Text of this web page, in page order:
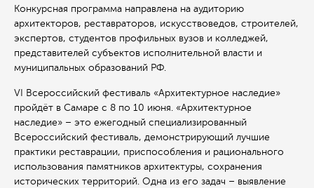
Конкурсная программа направлена на аудиторию
архитекторов, реставраторов, искусствоведов, строителей,
экспертов, студентов профильных вузов и колледжей,
представителей субъектов исполнительной власти и
муниципальных образований РФ.
VI Всероссийский фестиваль «Архитектурное наследие»
пройдёт в Самаре с 8 по 10 июня. «Архитектурное
наследие» – это ежегодный специализированный
Всероссийский фестиваль, демонстрирующий лучшие
практики реставрации, приспособления и рационального
использования памятников архитектуры, сохранения
исторических территорий. Одна из его задач – выявление